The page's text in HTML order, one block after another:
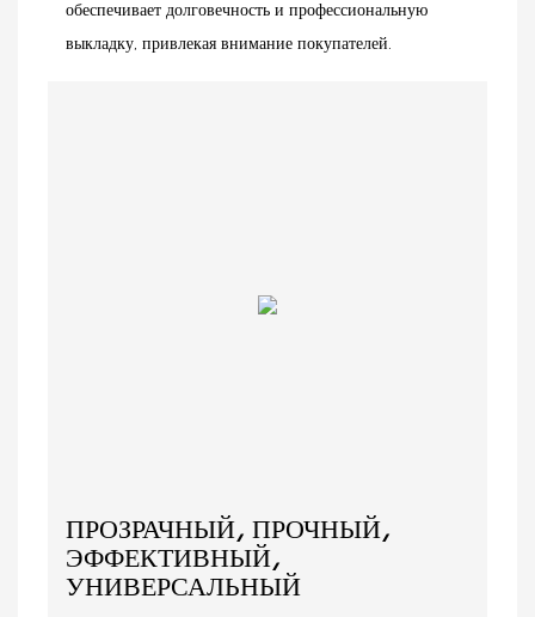
обеспечивает долговечность и профессиональную
выкладку, привлекая внимание покупателей.
ПРОЗРАЧНЫЙ, ПРОЧНЫЙ,
ЭФФЕКТИВНЫЙ,
УНИВЕРСАЛЬНЫЙ